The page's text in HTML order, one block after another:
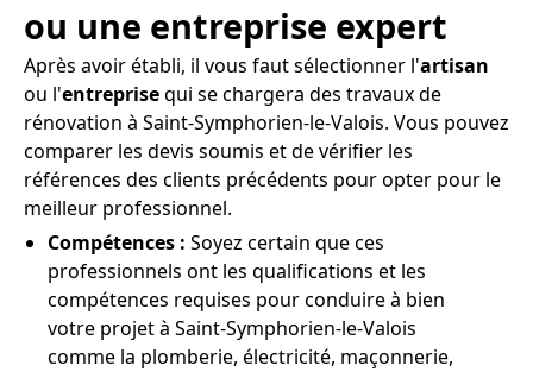
ou une entreprise expert
Après avoir établi, il vous faut sélectionner l'artisan
ou l'entreprisequi se chargera des travaux de
rénovation à Saint-Symphorien-le-Valois. Vous pouvez
comparer les devis soumis et de vérifier les
références des clients précédents pour opter pour le
meilleur professionnel.
Compétences : Soyez certain que ces
professionnels ont les qualifications et les
compétences requises pour conduire à bien
votre projet à Saint-Symphorien-le-Valois
comme la plomberie, électricité, maçonnerie,